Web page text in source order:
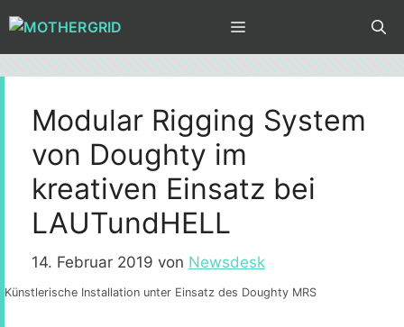
Inhalt
springen
MENÜ
Modular Rigging System
von Doughty im
kreativen Einsatz bei
LAUTundHELL
14. Februar 2019 von Newsdesk
Künstlerische Installation unter Einsatz des Doughty MRS